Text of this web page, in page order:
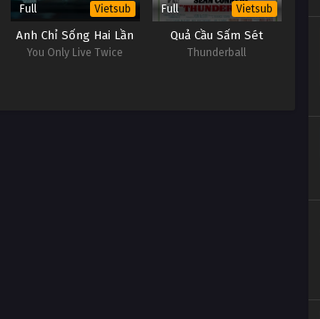
Full Vietsub
Anh Chỉ Sống Hai Lần
You Only Live Twice
Full Vietsub
Quả Cầu Sấm Sét
Thunderball